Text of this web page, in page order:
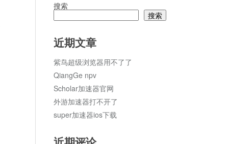
搜索
搜索
近期文章
紫鸟超级浏览器用不了了
QiangGe npv
Scholar加速器官网
外游加速器打不开了
super加速器ios下载